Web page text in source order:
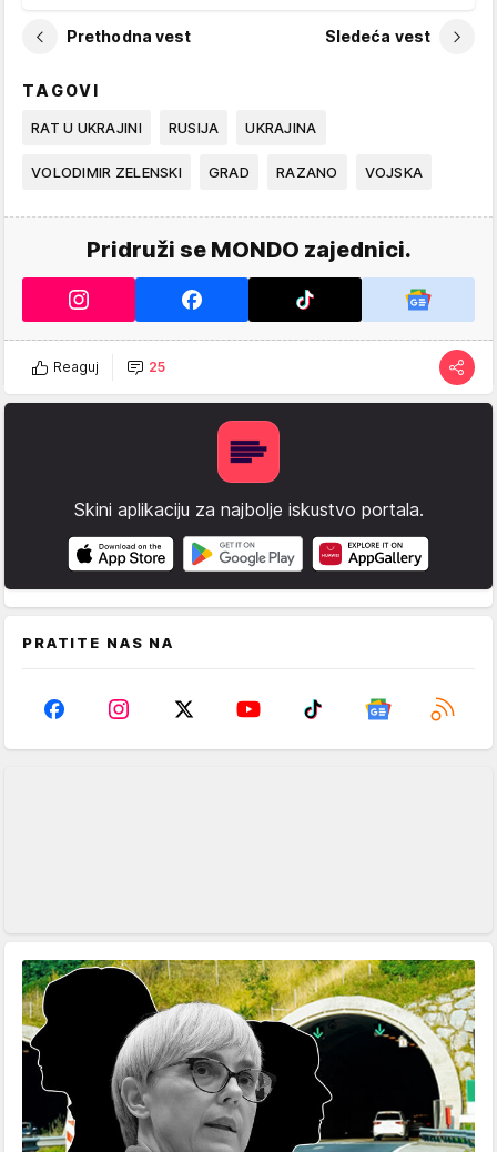
Prethodna vest Sledeća vest
TAGOVI
RAT U UKRAJINI RUSIJA UKRAJINA
VOLODIMIR ZELENSKI GRAD RAZANO VOJSKA
Pridruži se MONDO zajednici.
Reaguj 25
Skini aplikaciju za najbolje iskustvo portala.
PRATITE NAS NA